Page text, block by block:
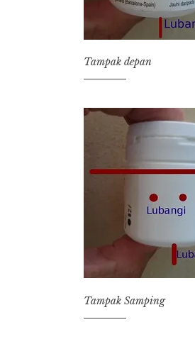
Tampak depan
Tampak Samping